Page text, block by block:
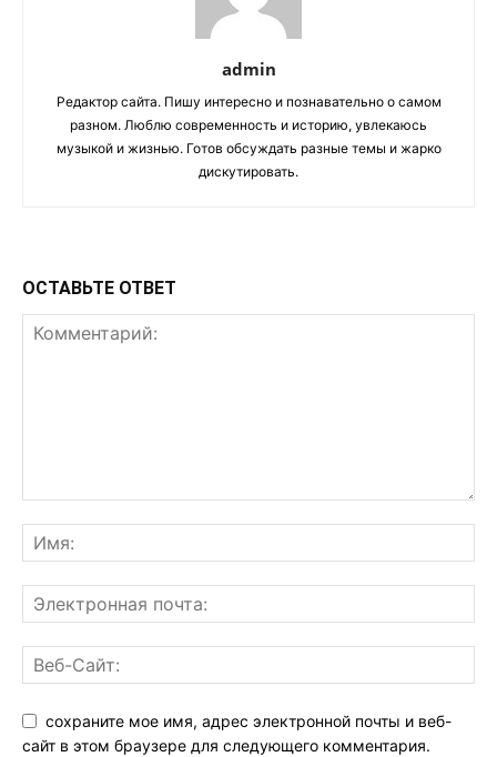
admin
Редактор сайта. Пишу интересно и познавательно о самом
разном. Люблю современность и историю, увлекаюсь
музыкой и жизнью. Готов обсуждать разные темы и жарко
дискутировать.
ОСТАВЬТЕ ОТВЕТ
сохраните мое имя, адрес электронной почты и веб-
сайт в этом браузере для следующего комментария.